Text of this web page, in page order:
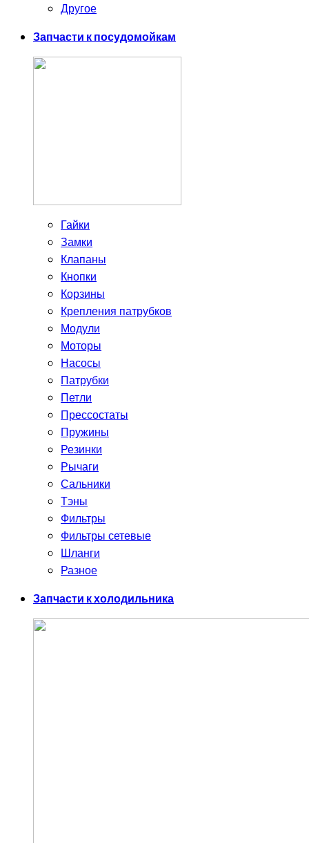
Другое
Запчасти к посудомойкам
Гайки
Замки
Клапаны
Кнопки
Корзины
Крепления патрубков
Модули
Моторы
Насосы
Патрубки
Петли
Прессостаты
Пружины
Резинки
Рычаги
Сальники
Тэны
Фильтры
Фильтры сетевые
Шланги
Разное
Запчасти к холодильника